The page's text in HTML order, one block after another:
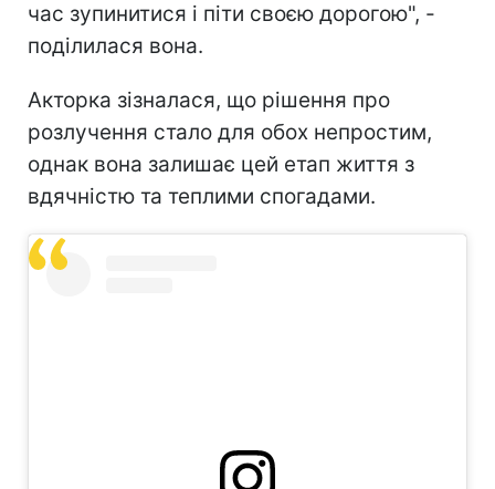
час зупинитися і піти своєю дорогою", -
поділилася вона.
Акторка зізналася, що рішення про
розлучення стало для обох непростим,
однак вона залишає цей етап життя з
вдячністю та теплими спогадами.